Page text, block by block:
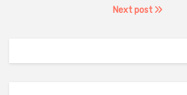
Next post